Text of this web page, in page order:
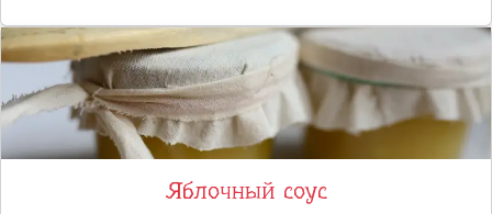
Яблочный соус